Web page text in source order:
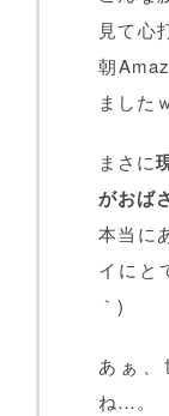
見て心
朝
ました
まさに
がおば
本当に
イにと
｀)
あぁ
ね…。